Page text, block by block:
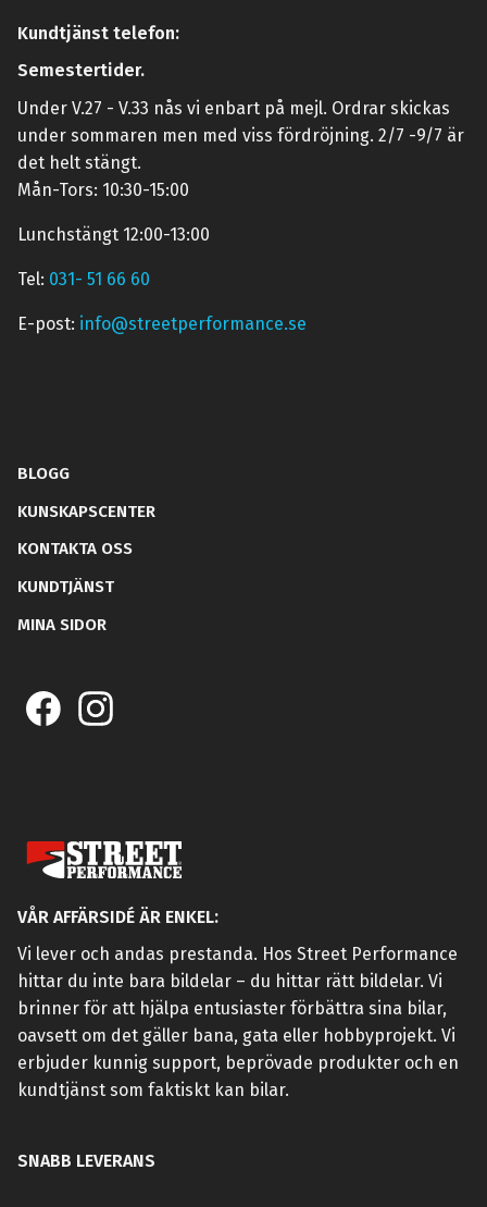
Kundtjänst telefon:
Semestertider.
Under V.27 - V.33 nås vi enbart på mejl. Ordrar skickas
under sommaren men med viss fördröjning. 2/7 -9/7 är
det helt stängt.
Mån-Tors: 10:30-15:00
Lunchstängt 12:00-13:00
Tel: 031- 51 66 60
E-post: info@streetperformance.se
BLOGG
KUNSKAPSCENTER
KONTAKTA OSS
KUNDTJÄNST
MINA SIDOR
VÅR AFFÄRSIDÉ ÄR ENKEL:
Vi lever och andas prestanda. Hos Street Performance
hittar du inte bara bildelar – du hittar rätt bildelar. Vi
brinner för att hjälpa entusiaster förbättra sina bilar,
oavsett om det gäller bana, gata eller hobbyprojekt. Vi
erbjuder kunnig support, beprövade produkter och en
kundtjänst som faktiskt kan bilar.
SNABB LEVERANS